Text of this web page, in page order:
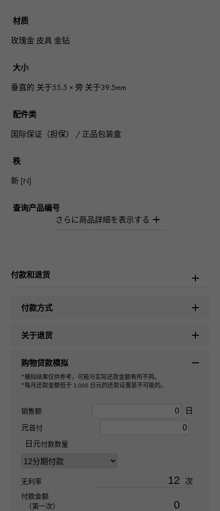
材质
玫瑰金 皮具 金钻
大小
垂直的 关于55.5 × 旁 关于39.5mm
配件类
国际保证（担保） / 正品包装盒
秩
新 [N]
查询产品编号
托诺·库克斯 哥特式 阿隆耶
托诺·库克斯
8880SCDTGOTHDCD5N
男装
机芯
自动上弦
付款和退货
付款方式
关于退货
购物贷款模拟
*模拟结果仅供参考，可能与实际还款金额有所不同。
*每月还款金额低于 3,000 日元的还款设置是不可能的。
销售额
日
元首付
日元付款数量
无利率 次
付款金额
（第一次）